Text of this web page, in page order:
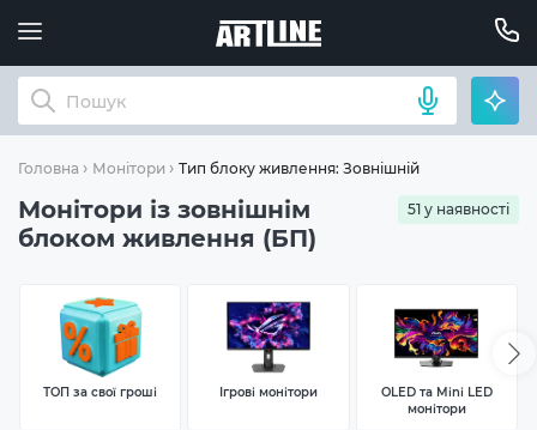
Головна Монітори Тип блоку живлення: Зовнішній
Монітори із зовнішнім
блоком живлення (БП)
51 у наявності
ТОП за свої гроші Ігрові монітори
OLED та Mini LED
монітори